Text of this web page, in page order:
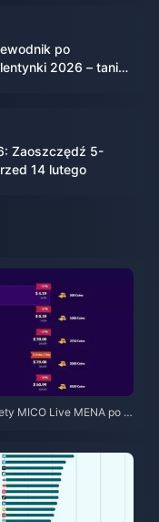
po
2026 – taniej
Zaoszczędź 5-
14 lutego
MICO Live MENA po w